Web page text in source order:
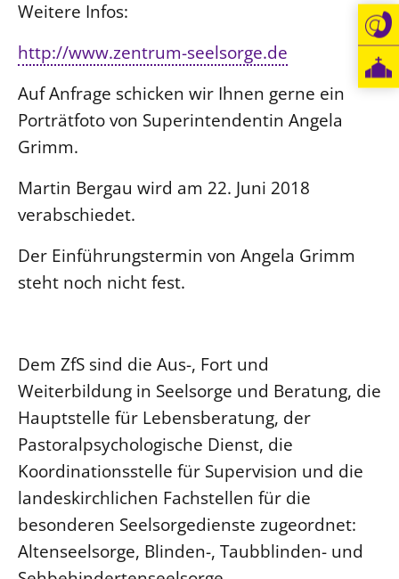
Weitere Infos:
http://www.zentrum-seelsorge.de
Auf Anfrage schicken wir Ihnen gerne ein
Porträtfoto von Superintendentin Angela
Grimm.
Martin Bergau wird am 22. Juni 2018
verabschiedet.
Der Einführungstermin von Angela Grimm
steht noch nicht fest.
Dem ZfS sind die Aus-, Fort und
Weiterbildung in Seelsorge und Beratung, die
Hauptstelle für Lebensberatung, der
Pastoralpsychologische Dienst, die
Koordinationsstelle für Supervision und die
landeskirchlichen Fachstellen für die
besonderen Seelsorgedienste zugeordnet:
Altenseelsorge, Blinden-, Taubblinden- und